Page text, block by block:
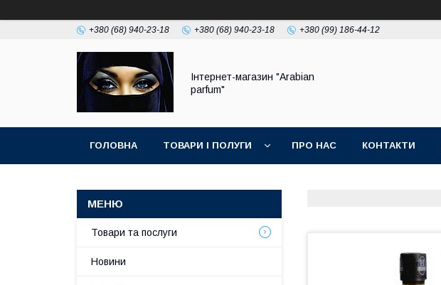
+380 (68) 940-23-18 +380 (68) 940-23-18 +380 (99) 186-44-12
Інтернет-магазин "Arabian
parfum"
ГОЛОВНА ТОВАРИ І ПОЛУГИ ПРО НАС КОНТАКТИ
Товари та послуги
Новини